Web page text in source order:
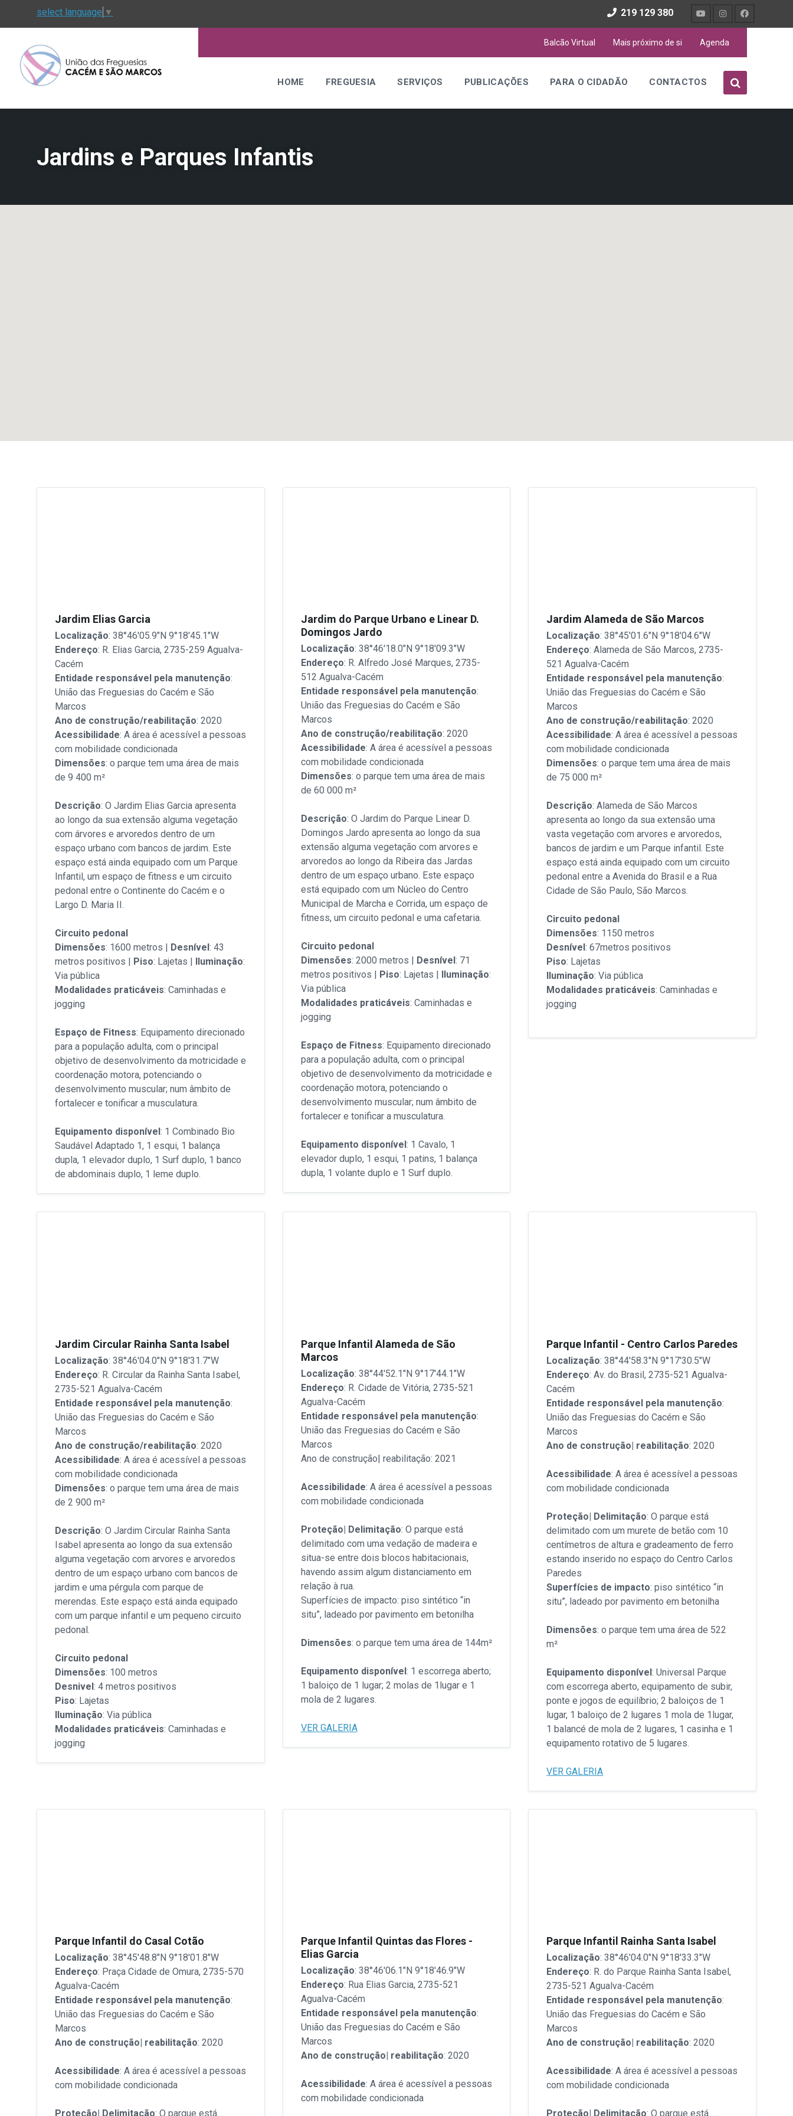
select language ▼ 219 129 380
Balcão Virtual Mais próximo de si Agenda
HOME FREGUESIA SERVIÇOS PUBLICAÇÕES PARA O CIDADÃO CONTACTOS
Jardins e Parques Infantis
Jardim Elias Garcia
Localização: 38°46'05.9"N 9°18'45.1"W
Endereço: R. Elias Garcia, 2735-259 Agualva-
Cacém
Entidade responsável pela manutenção:
União das Freguesias do Cacém e São
Marcos
Ano de construção/reabilitação: 2020
Acessibilidade: A área é acessível a pessoas
com mobilidade condicionada
Dimensões: o parque tem uma área de mais
de 9 400 m²
Descrição: O Jardim Elias Garcia apresenta
ao longo da sua extensão alguma vegetação
com árvores e arvoredos dentro de um
espaço urbano com bancos de jardim. Este
espaço está ainda equipado com um Parque
Infantil, um espaço de fitness e um circuito
pedonal entre o Continente do Cacém e o
Largo D. Maria II.
Circuito pedonal
Dimensões: 1600 metros | Desnível : 43
metros positivos |
Piso: Lajetas | Iluminação:
Via pública
Modalidades praticáveis: Caminhadas e
jogging
Espaço de Fitness: Equipamento direcionado
para a população adulta, com o principal
objetivo de desenvolvimento da motricidade e
coordenação motora, potenciando o
desenvolvimento muscular; num âmbito de
fortalecer e tonificar a musculatura.
Equipamento disponível : 1 Combinado Bio
Saudável Adaptado 1, 1 esqui, 1 balança
dupla, 1 elevador duplo, 1 Surf duplo, 1 banco
de abdominais duplo, 1 leme duplo.
Jardim do Parque Urbano e Linear D.
Domingos Jardo
Localização: 38°46'18.0"N 9°18'09.3"W
Endereço: R. Alfredo José Marques, 2735-
512 Agualva-Cacém
Entidade responsável pela manutenção:
União das Freguesias do Cacém e São
Marcos
Ano de construção/reabilitação: 2020
Acessibilidade: A área é acessível a pessoas
com mobilidade condicionada
Dimensões: o parque tem uma área de mais
de 60 000 m²
Descrição: O Jardim do Parque Linear D.
Domingos Jardo apresenta ao longo da sua
extensão alguma vegetação com arvores e
arvoredos ao longo da Ribeira das Jardas
dentro de um espaço urbano. Este espaço
está equipado com um Núcleo do Centro
Municipal de Marcha e Corrida, um espaço de
fitness, um circuito pedonal e uma cafetaria.
Circuito pedonal
Dimensões: 2000 metros | Desnível : 71
metros positivos |
Piso: Lajetas | Iluminação:
Via pública
Modalidades praticáveis: Caminhadas e
jogging
Espaço de Fitness: Equipamento direcionado
para a população adulta, com o principal
objetivo de desenvolvimento da motricidade e
coordenação motora, potenciando o
desenvolvimento muscular; num âmbito de
fortalecer e tonificar a musculatura.
Equipamento disponível : 1 Cavalo, 1
elevador duplo, 1 esqui, 1 patins, 1 balança
dupla, 1 volante duplo e 1 Surf duplo.
Jardim Alameda de São Marcos
Localização: 38°45'01.6"N 9°18'04.6"W
Endereço: Alameda de São Marcos, 2735-
521 Agualva-Cacém
Entidade responsável pela manutenção:
União das Freguesias do Cacém e São
Marcos
Ano de construção/reabilitação: 2020
Acessibilidade: A área é acessível a pessoas
com mobilidade condicionada
Dimensões: o parque tem uma área de mais
de 75 000 m²
Descrição: Alameda de São Marcos
apresenta ao longo da sua extensão uma
vasta vegetação com arvores e arvoredos,
bancos de jardim e um Parque infantil. Este
espaço está ainda equipado com um circuito
pedonal entre a Avenida do Brasil e a Rua
Cidade de São Paulo, São Marcos.
Circuito pedonal
Dimensões: 1150 metros
Desnível: 67metros positivos
Piso: Lajetas
Iluminação: Via pública
Modalidades praticáveis: Caminhadas e
jogging
Jardim Circular Rainha Santa Isabel
Localização: 38°46'04.0"N 9°18'31.7"W
Endereço: R. Circular da Rainha Santa Isabel,
2735-521 Agualva-Cacém
Entidade responsável pela manutenção:
União das Freguesias do Cacém e São
Marcos
Ano de construção/reabilitação: 2020
Acessibilidade: A área é acessível a pessoas
com mobilidade condicionada
Dimensões: o parque tem uma área de mais
de 2 900 m²
Descrição: O Jardim Circular Rainha Santa
Isabel apresenta ao longo da sua extensão
alguma vegetação com arvores e arvoredos
dentro de um espaço urbano com bancos de
jardim e uma pérgula com parque de
merendas. Este espaço está ainda equipado
com um parque infantil e um pequeno circuito
pedonal.
Circuito pedonal
Dimensões: 100 metros
Desnivel: 4 metros positivos
Piso: Lajetas
Iluminação: Via pública
Modalidades praticáveis: Caminhadas e
jogging
Parque Infantil Alameda de São
Marcos
Localização: 38°44'52.1"N 9°17'44.1"W
Endereço: R. Cidade de Vitória, 2735-521
Agualva-Cacém
Entidade responsável pela manutenção:
União das Freguesias do Cacém e São
Marcos
Ano de construção| reabilitação: 2021
Acessibilidade: A área é acessível a pessoas
com mobilidade condicionada
Proteção| Delimitação: O parque está
delimitado com uma vedação de madeira e
situa-se entre dois blocos habitacionais,
havendo assim algum distanciamento em
relação à rua.
Superfícies de impacto: piso sintético “in
situ”, ladeado por pavimento em betonilha
Dimensões: o parque tem uma área de 144m²
Equipamento disponível: 1 escorrega aberto;
1 baloiço de 1 lugar; 2 molas de 1lugar e 1
mola de 2 lugares.
VER GALERIA
Parque Infantil - Centro Carlos Paredes
Localização: 38°44'58.3"N 9°17'30.5"W
Endereço: Av. do Brasil, 2735-521 Agualva-
Cacém
Entidade responsável pela manutenção:
União das Freguesias do Cacém e São
Marcos
Ano de construção| reabilitação: 2020
Acessibilidade: A área é acessível a pessoas
com mobilidade condicionada
Proteção| Delimitação: O parque está
delimitado com um murete de betão com 10
centímetros de altura e gradeamento de ferro
estando inserido no espaço do Centro Carlos
Paredes
Superfícies de impacto: piso sintético “in
situ”, ladeado por pavimento em betonilha
Dimensões: o parque tem uma área de 522
m²
Equipamento disponível: Universal Parque
com escorrega aberto, equipamento de subir,
ponte e jogos de equilíbrio; 2 baloiços de 1
lugar, 1 baloiço de 2 lugares 1 mola de 1lugar,
1 balancé de mola de 2 lugares, 1 casinha e 1
equipamento rotativo de 5 lugares.
VER GALERIA
Parque Infantil do Casal Cotão
Localização: 38°45'48.8"N 9°18'01.8"W
Endereço: Praça Cidade de Omura, 2735-570
Agualva-Cacém
Entidade responsável pela manutenção:
União das Freguesias do Cacém e São
Marcos
Ano de construção| reabilitação: 2020
Acessibilidade: A área é acessível a pessoas
com mobilidade condicionada
Proteção| Delimitação: O parque está
Parque Infantil Quintas das Flores -
Elias Garcia
Localização: 38°46'06.1"N 9°18'46.9"W
Endereço: Rua Elias Garcia, 2735-521
Agualva-Cacém
Entidade responsável pela manutenção:
União das Freguesias do Cacém e São
Marcos
Ano de construção| reabilitação: 2020
Acessibilidade: A área é acessível a pessoas
com mobilidade condicionada
Parque Infantil Rainha Santa Isabel
Localização: 38°46'04.0"N 9°18'33.3"W
Endereço: R. do Parque Rainha Santa Isabel,
2735-521 Agualva-Cacém
Entidade responsável pela manutenção:
União das Freguesias do Cacém e São
Marcos
Ano de construção| reabilitação: 2020
Acessibilidade: A área é acessível a pessoas
com mobilidade condicionada
Proteção| Delimitação: O parque está